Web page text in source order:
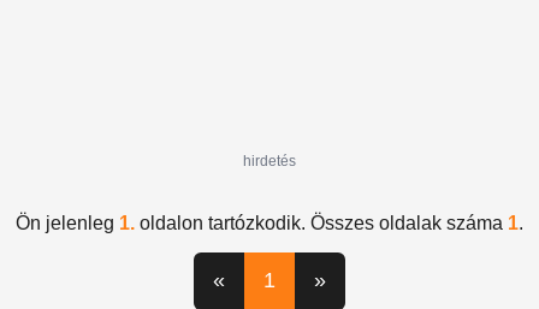
hirdetés
Ön jelenleg 1. oldalon tartózkodik. Összes oldalak száma 1.
« 1 »